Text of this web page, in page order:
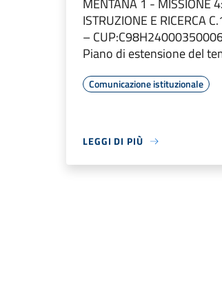
MENTANA 1 - MISSIONE 4:
ISTRUZIONE E RICERCA
–
Piano di estensione del
Comunicazione istituzionale
LEGGI DI PIÙ